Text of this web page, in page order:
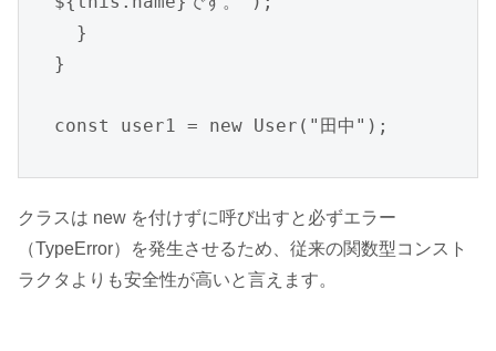
}
const user1 = new User("田中");
クラスは new を付けずに呼び出すと必ずエラー
（TypeError）を発生させるため、従来の関数型コンスト
ラクタよりも安全性が高いと言えます。